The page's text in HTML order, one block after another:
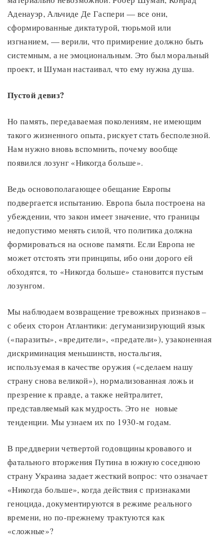
Аденауэр, Альчиде Де Гаспери — все они,
сформированные диктатурой, тюрьмой или
изгнанием, — верили, что примирение должно быть
системным, а не эмоциональным. Это был моральный
проект, и Шуман настаивал, что ему нужна душа.
Пустой девиз?
Но память, передаваемая поколениям, не имеющим
такого жизненного опыта, рискует стать бесполезной.
Нам нужно вновь вспомнить, почему вообще
появился лозунг «Никогда больше».
Ведь основополагающее обещание Европы
подвергается испытанию. Европа была построена на
убеждении, что закон имеет значение, что границы
недопустимо менять силой, что политика должна
формироваться на основе памяти. Если Европа не
может отстоять эти принципы, ибо они дорого ей
обходятся, то «Никогда больше» становится пустым
лозунгом.
Мы наблюдаем возвращение тревожных признаков –
с обеих сторон Атлантики: дегуманизирующий язык
(«паразиты», «вредители», «предатели»), узаконенная
дискриминация меньшинств, ностальгия,
используемая в качестве оружия («сделаем нашу
страну снова великой»), нормализованная ложь и
презрение к правде, а также нейтралитет,
представляемый как мудрость. Это не новые
тенденции. Мы узнаем их по 1930-м годам.
В преддверии четвертой годовщины кровавого и
фатального вторжения Путина в южную соседнюю
страну Украина задает жесткий вопрос: что означает
«Никогда больше», когда действия с признаками
геноцида, документируются в режиме реального
времени, но по-прежнему трактуются как
«сложные»?